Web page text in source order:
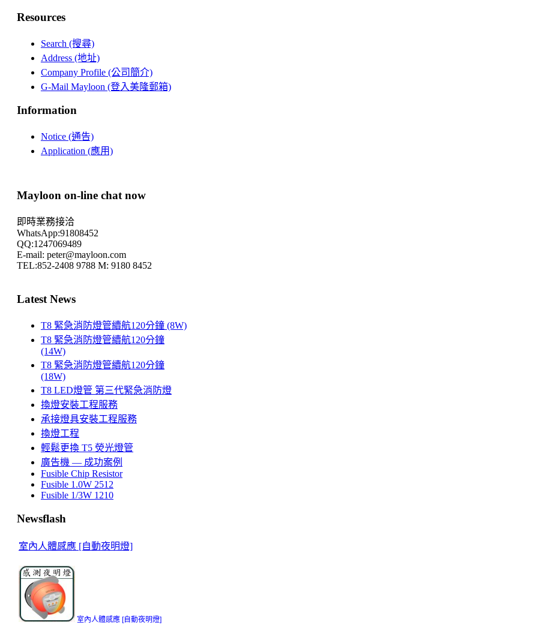
Resources
Search (搜尋)
Address (地址)
Company Profile (公司簡介)
G-Mail Mayloon (登入美隆郵箱)
Information
Notice (通告)
Application (應用)
Mayloon on-line chat now
即時業務接洽
WhatsApp:91808452
QQ:1247069489
E-mail: peter@mayloon.com
TEL:852-2408 9788 M: 9180 8452
Latest News
T8 緊急消防燈管續航120分鐘 (8W)
T8 緊急消防燈管續航120分鐘
(14W)
T8 緊急消防燈管續航120分鐘
(18W)
T8 LED燈管 第三代緊急消防燈
換燈安裝工程服務
承接燈具安裝工程服務
換燈工程
輕鬆更換 T5 熒光燈管
廣告機 — 成功案例
Fusible Chip Resistor
Fusible 1.0W 2512
Fusible 1/3W 1210
Newsflash
室內人體感應 [自動夜明燈]
室內人體感應 [自動夜明燈]